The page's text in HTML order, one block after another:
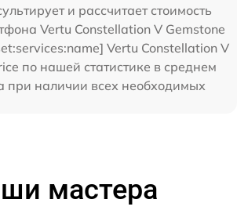
и рассчитает стоимость
Vertu Constellation V Gemstone
Vertu Constellation V
по нашей статистике в среднем
при наличии всех необходимых
мастера